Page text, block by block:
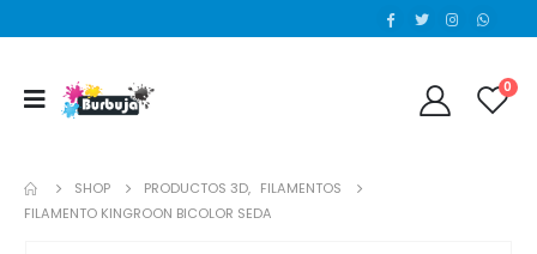
0
SHOP PRODUCTOS 3D, FILAMENTOS
FILAMENTO KINGROON BICOLOR SEDA